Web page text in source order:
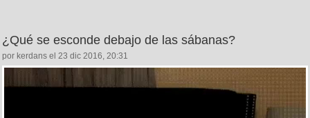
¿Qué se esconde debajo de las sábanas?
por kerdans el 23 dic 2016, 20:31